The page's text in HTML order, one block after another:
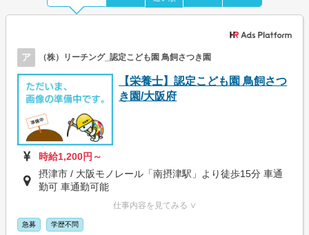
ア （株）リーチング_認定こども園 鳥飼さつき園
【栄養士】認定こども園 鳥飼さつ
き園/大阪府
時給1,200円～
摂津市 / 大阪モノレール「南摂津駅」より徒歩15分 車通
勤可 車通勤可能
仕事内容を見てみる ∨
急募 学歴不問